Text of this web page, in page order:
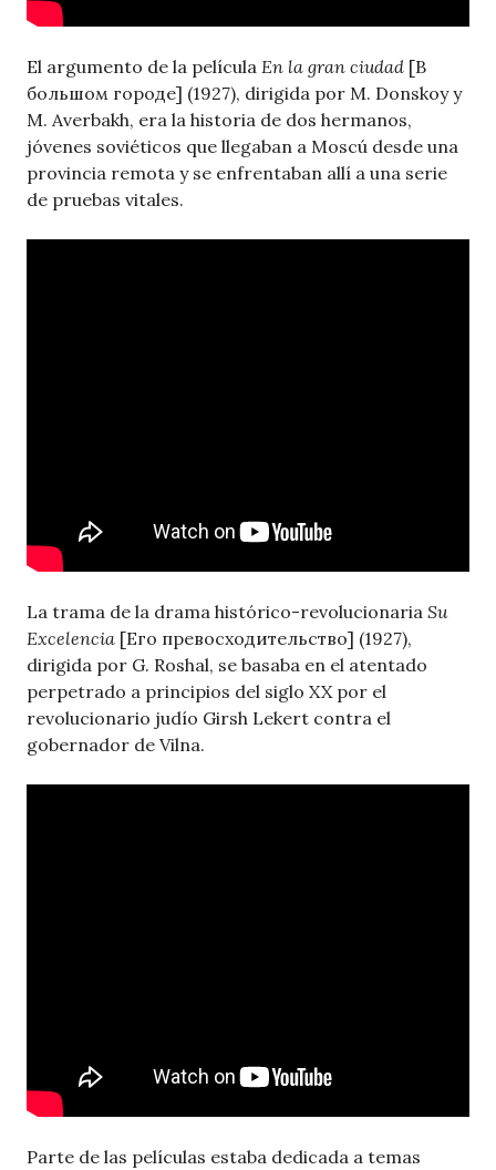
El argumento de la película En la gran ciudad [В
большом городе] (1927), dirigida por M. Donskoy y
M. Averbakh, era la historia de dos hermanos,
jóvenes soviéticos que llegaban a Moscú desde una
provincia remota y se enfrentaban allí a una serie
de pruebas vitales.
La trama de la drama histórico-revolucionaria Su
Excelencia [Его превосходительство] (1927),
dirigida por G. Roshal, se basaba en el atentado
perpetrado a principios del siglo XX por el
revolucionario judío Girsh Lekert contra el
gobernador de Vilna.
Parte de las películas estaba dedicada a temas